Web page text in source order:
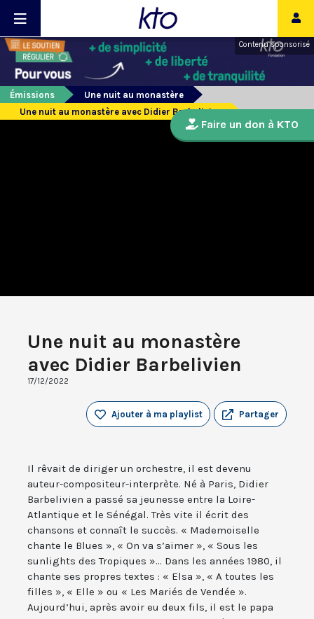
Contenu sponsorisé
Émissions
Une nuit au monastère
Une nuit au monastère avec Didier Barbelivien
Une nuit au monastère
avec Didier Barbelivien
17/12/2022
Partager
Ajouter à ma playlist
Il rêvait de diriger un orchestre, il est devenu
auteur-compositeur-interprète. Né à Paris, Didier
Barbelivien a passé sa jeunesse entre la Loire-
Atlantique et le Sénégal. Très vite il écrit des
chansons et connaît le succès. « Mademoiselle
chante le Blues », « On va s’aimer », « Sous les
sunlights des Tropiques »... Dans les années 1980, il
chante ses propres textes : « Elsa », « A toutes les
filles », « Elle » ou « Les Mariés de Vendée ».
Aujourd’hui, après avoir eu deux fils, il est le papa
Faire un don à KTO